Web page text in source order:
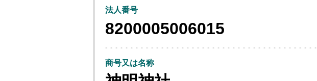
法人番号
8200005006015
商号又は名称